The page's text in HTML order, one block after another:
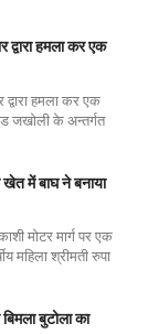
हमला कर एक
हमला कर एक
जखोली के अन्तर्गत
खेत में बाघ ने बनाया
मोटर मार्ग पर एक
महिला श्रीमती रुपा
बुटोला का